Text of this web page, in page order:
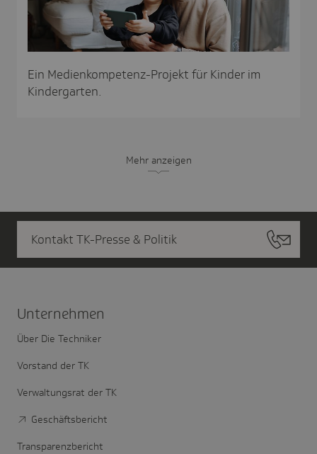
Ein Medienkompetenz-Projekt für Kinder im
Kindergarten.
Mehr anzeigen
Kontakt TK-Presse & Politik
Unter­nehmen
Über Die Techniker
Vorstand der TK
Verwaltungsrat der TK
Geschäftsbericht
Transparenzbericht